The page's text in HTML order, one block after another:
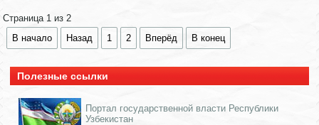
Страница 1 из 2
В начало
Назад 1 2 Вперёд В конец
Полезные ссылки
Портал государственной власти Республики
Узбекистан